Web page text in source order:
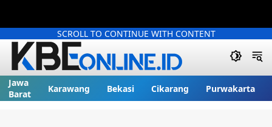
SCROLL TO CONTINUE WITH CONTENT
Jawa
Barat
Karawang Bekasi Cikarang Purwakarta